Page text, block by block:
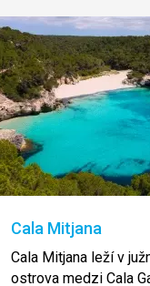
Cala Mitjana
Cala Mitjana leží v
ostrova medzi Cala